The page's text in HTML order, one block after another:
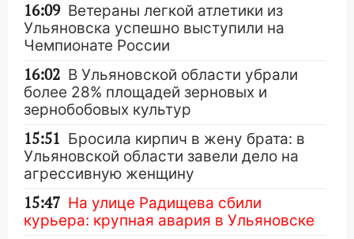
16:09 Ветераны легкой атлетики из
Ульяновска успешно выступили на
Чемпионате России
16:02 В Ульяновской области убрали
более 28% площадей зерновых и
зернобобовых культур
15:51 Бросила кирпич в жену брата: в
Ульяновской области завели дело на
агрессивную женщину
15:47 На улице Радищева сбили
курьера: крупная авария в Ульяновске